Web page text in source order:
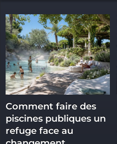
Comment faire des
piscines publiques un
refuge face au